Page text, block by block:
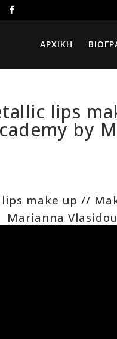
ΑΡΧΙΚΗ
lips
by
make up //
Marianna Vlasidou